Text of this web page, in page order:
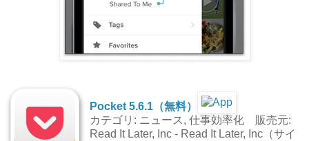
Pocket 5.6.1（無料）
カテゴリ: ニュース, 仕事効率化 販売元:
Read It Later, Inc - Read It Later, Inc（サイ